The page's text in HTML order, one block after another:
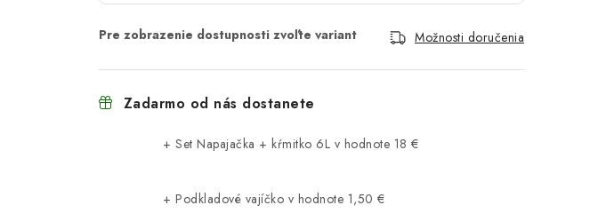
Možnosti doručenia
Zadarmo od nás dostanete
+ Set Napajačka + kŕmitko 6L v hodnote 18 €
+ Podkladové vajíčko v hodnote 1,50 €